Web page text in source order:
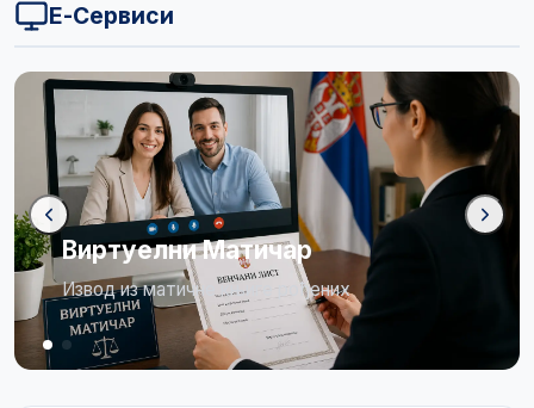
Е-Сервиси
Виртуелни Матичар
Извод из матичне књиге рођених